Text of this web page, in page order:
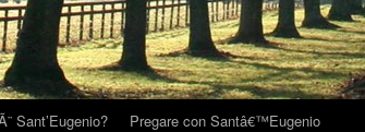
Sant’Eugenio? Pregare con Santâ€™Eugenio